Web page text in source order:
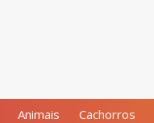
Animais Cachorros